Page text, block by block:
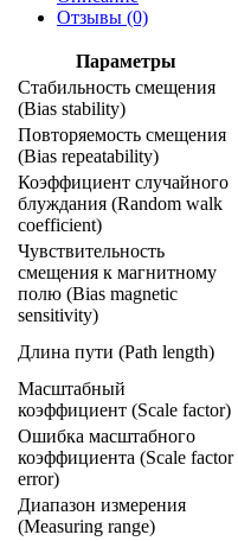
Отзывы (0)
Параметры
Стабильность смещения
(Bias stability)
Повторяемость смещения
(Bias repeatability)
Коэффициент случайного
блуждания (Random walk
coefficient)
Чувствительность
смещения к магнитному
полю (Bias magnetic
sensitivity)
Длина пути (Path length)
Масштабный
коэффициент (Scale factor)
Ошибка масштабного
коэффициента (Scale factor
error)
Диапазон измерения
(Measuring range)